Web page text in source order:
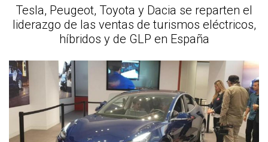
Tesla, Peugeot, Toyota y Dacia se reparten el
liderazgo de las ventas de turismos eléctricos,
híbridos y de GLP en España